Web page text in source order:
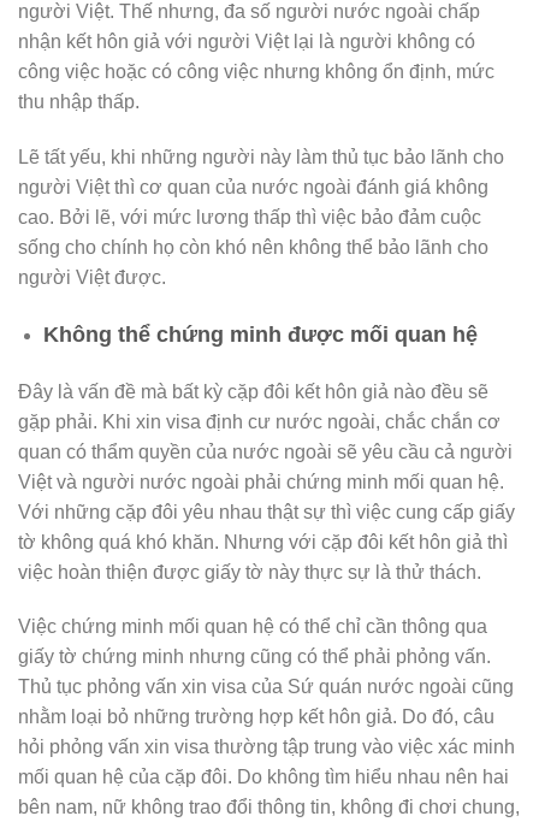
người Việt. Thế nhưng, đa số người nước ngoài chấp
nhận kết hôn giả với người Việt lại là người không có
công việc hoặc có công việc nhưng không ổn định, mức
thu nhập thấp.
Lẽ tất yếu, khi những người này làm thủ tục bảo lãnh cho
người Việt thì cơ quan của nước ngoài đánh giá không
cao. Bởi lẽ, với mức lương thấp thì việc bảo đảm cuộc
sống cho chính họ còn khó nên không thể bảo lãnh cho
người Việt được.
Không thể chứng minh được mối quan hệ
Đây là vấn đề mà bất kỳ cặp đôi kết hôn giả nào đều sẽ
gặp phải. Khi xin visa định cư nước ngoài, chắc chắn cơ
quan có thẩm quyền của nước ngoài sẽ yêu cầu cả người
Việt và người nước ngoài phải chứng minh mối quan hệ.
Với những cặp đôi yêu nhau thật sự thì việc cung cấp giấy
tờ không quá khó khăn. Nhưng với cặp đôi kết hôn giả thì
việc hoàn thiện được giấy tờ này thực sự là thử thách.
Việc chứng minh mối quan hệ có thể chỉ cần thông qua
giấy tờ chứng minh nhưng cũng có thể phải phỏng vấn.
Thủ tục phỏng vấn xin visa của Sứ quán nước ngoài cũng
nhằm loại bỏ những trường hợp kết hôn giả. Do đó, câu
hỏi phỏng vấn xin visa thường tập trung vào việc xác minh
mối quan hệ của cặp đôi. Do không tìm hiểu nhau nên hai
bên nam, nữ không trao đổi thông tin, không đi chơi chung,